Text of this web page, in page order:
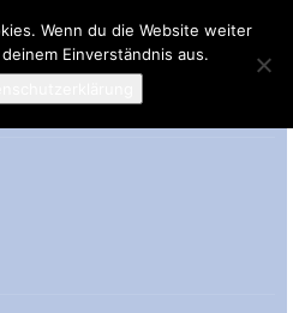
MENU
Wenn du die Website weiter
Einverständnis aus.